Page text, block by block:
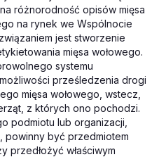
różnorodność opisów mięsa
na rynek we Wspólnocie
jest stworzenie
mięsa wołowego.
systemu
prześledzenia drogi
mięsa wołowego, wstecz,
z których ono pochodzi.
podmiotu lub organizacji,
być przedmiotem
przedłożyć właściwym